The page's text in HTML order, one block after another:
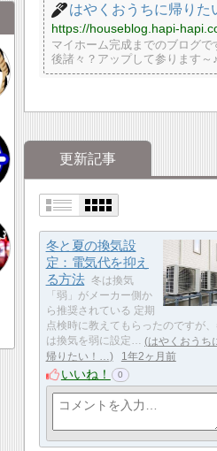
はやくおうちに帰りた
https://houseblog.hapi-
マイホーム完成までのブログ
後諸々？アップして参ります～♪
更新記事
冬と夏の換気設
定：電気代を抑え
る方法
冬は換気
「弱」がメーカー側か
ら推奨されている 定期
点検時に教えてもらったのですが、
は換気を弱に設定…
はやくおうち
帰りたい！…
1年2ヶ月前
いいね！ 0